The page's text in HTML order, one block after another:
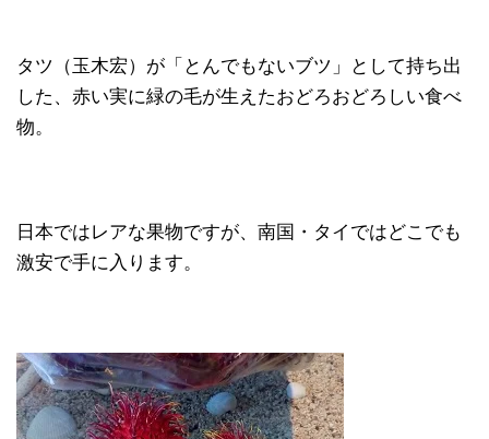
タツ（玉木宏）が「とんでもないブツ」として持ち出
した、赤い実に緑の毛が生えたおどろおどろしい食べ
物。
日本ではレアな果物ですが、南国・タイではどこでも
激安で手に入ります。